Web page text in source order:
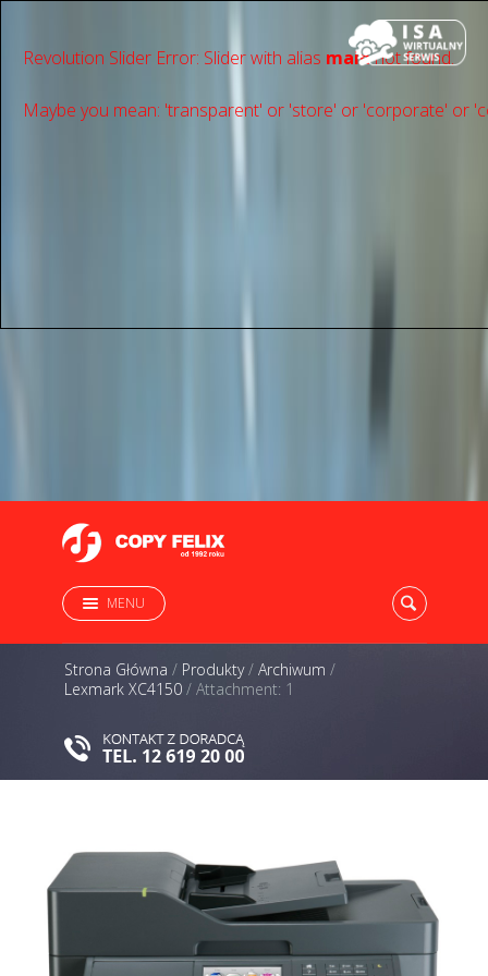
Revolution Slider Error: Slider with alias mainnot found.
Maybe you mean: 'transparent' or 'store' or 'сorporate' or
MENU
Strona Główna / Produkty/ Archiwum /
Lexmark XC4150 / Attachment: 1